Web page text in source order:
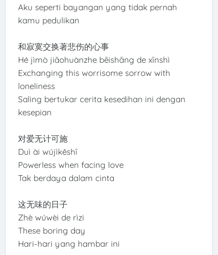
Aku seperti bayangan yang tidak pernah
kamu pedulikan
和寂寞交换著悲伤的心事
Hé jìmò jiāohuànzhe bēishāng de xīnshì
Exchanging this worrisome sorrow with
loneliness
Saling bertukar cerita kesedihan ini dengan
kesepian
对爱无计可施
Duì ài wújìkěshī
Powerless when facing love
Tak berdaya dalam cinta
这无味的日子
Zhè wúwèi de rìzi
These boring day
Hari-hari yang hambar ini